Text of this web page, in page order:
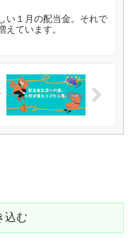
い１月の配当金。それで
えています。
込む